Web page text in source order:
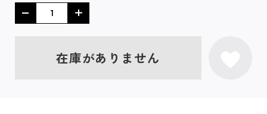
在庫がありません